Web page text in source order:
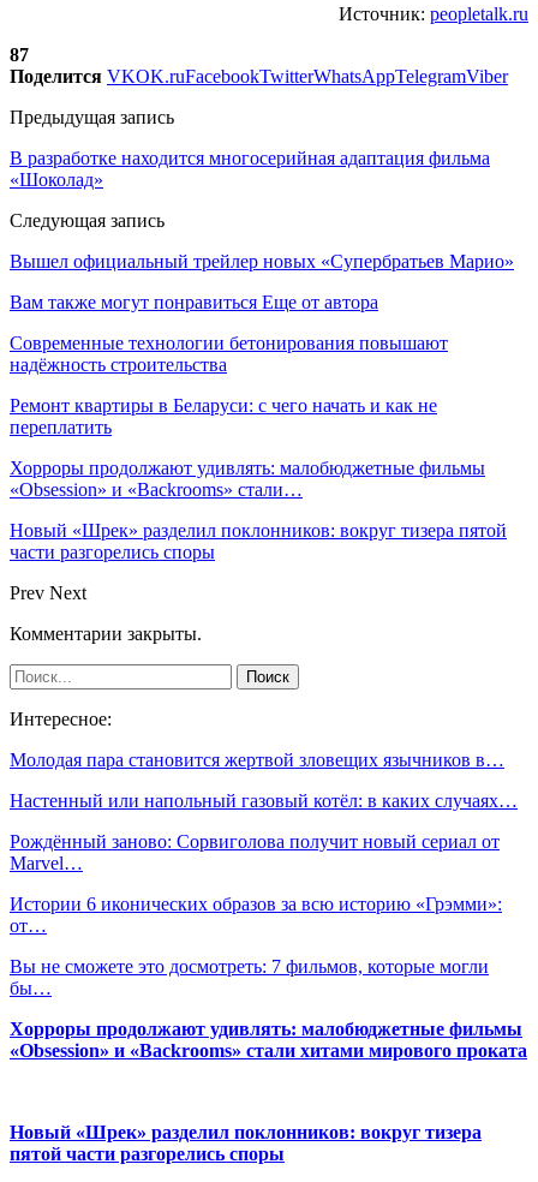
Источник: peopletalk.ru
87
Поделится VKOK.ruFacebookTwitterWhatsAppTelegramViber
Предыдущая запись
В разработке находится многосерийная адаптация фильма
«Шоколад»
Следующая запись
Вышел официальный трейлер новых «Супербратьев Марио»
Вам также могут понравиться Еще от автора
Современные технологии бетонирования повышают
надёжность строительства
Ремонт квартиры в Беларуси: с чего начать и как не
переплатить
Хорроры продолжают удивлять: малобюджетные фильмы
«Obsession» и «Backrooms» стали…
Новый «Шрек» разделил поклонников: вокруг тизера пятой
части разгорелись споры
Prev Next
Комментарии закрыты.
Интересное:
Молодая пара становится жертвой зловещих язычников в…
Настенный или напольный газовый котёл: в каких случаях…
Рождённый заново: Сорвиголова получит новый сериал от
Marvel…
Истории 6 иконических образов за всю историю «Грэмми»:
от…
Вы не сможете это досмотреть: 7 фильмов, которые могли
бы…
Хорроры продолжают удивлять: малобюджетные фильмы
«Obsession» и «Backrooms» стали хитами мирового проката
Новый «Шрек» разделил поклонников: вокруг тизера
пятой части разгорелись споры